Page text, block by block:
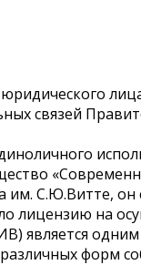
связей
им. С.Ю.Витте,
лицензию на
является
форм